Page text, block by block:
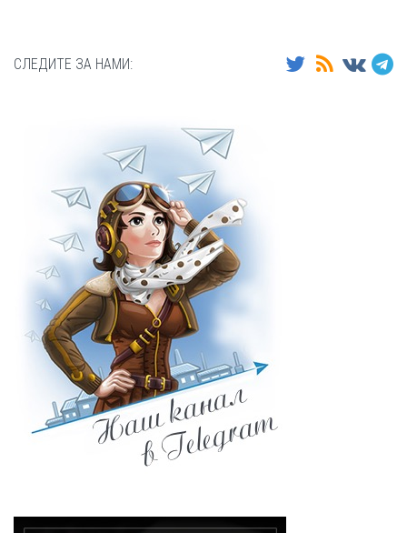
СЛЕДИТЕ ЗА НАМИ: